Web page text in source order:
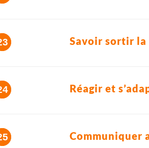
Savoir sortir la
Réagir et
Communiquer